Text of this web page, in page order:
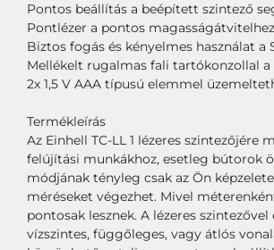
Pontos beállítás a beépített szintező
Pontlézer a pontos magasságátvitelhez
Biztos fogás és kényelmes használat
Mellékelt rugalmas fali tartókonzollal
2x 1,5 V AAA típusú elemmel
Termékleírás
Az Einhell TC-LL 1 lézeres
felújítási munkákhoz, esetleg bútorok
módjának tényleg csak az Ön
méréseket végezhet. Mivel
pontosak lesznek. A lézeres
vízszintes, függőleges, vagy átlós